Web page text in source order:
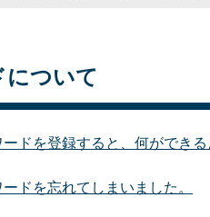
ついて
ドを登録すると、何ができる
ドを忘れてしまいました。